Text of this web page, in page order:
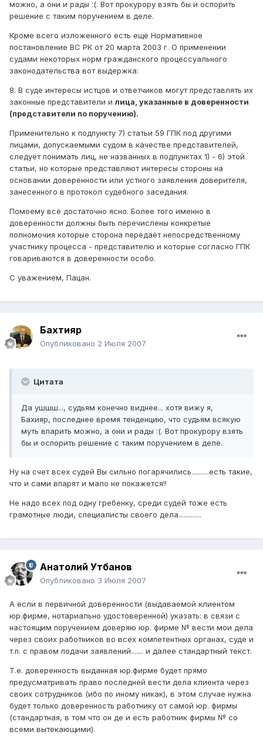
можно, а они и рады :(. Вот прокурору взять бы и оспорить
решение с таким поручением в деле.
Кроме всего изложенного есть ещё Нормативное
постановление ВС РК от 20 марта 2003 г. О применении
судами некоторых норм гражданского процессуального
законодательства вот выдержка:
8. В суде интересы истцов и ответчиков могут представлять их
законные представители илица, указанные в доверенности
(представители по поручению).
Применительно к подпункту 7) статьи 59 ГПК под другими
лицами, допускаемыми судом в качестве представителей,
следует понимать лиц, не названных в подпунктах 1) - 6) этой
статьи, но которые представляют интересы стороны на
основании доверенности или устного заявления доверителя,
занесенного в протокол судебного заседания.
Помоему всё достаточно ясно. Более того именно в
доверенности должны быть перечислены конкретые
полномочия которые сторона передаёт непосредственному
участнику процесса - представителю и которые согласно ГПК
говариваются в доверенности особо.
С уважением, Пацан.
Бахтияр
Опубликовано 2 Июля 2007
Цитата
Да ушшш..., судьям конечно виднее... хотя вижу я,
Бахияр, последнее время тенденцию, что судьям всякую
муть впарить можно, а они и рады :(. Вот прокурору взять
бы и оспорить решение с таким поручением в деле.
Ну на счет всех судей Вы сильно погарячились..........есть такие,
что и сами впарят и мало не покажется!!
Не надо всех под одну гребенку, среди судей тоже есть
грамотные люди, специалисты своего дела.............
Анатолий Утбанов
Опубликовано 3 Июля 2007
А если в первичной доверенности (выдаваемой клиентом
юр.фирме, нотариально удостоверенной) указать: в связи с
настоящим поручением доверяю юр. фирме № вести мои дела
через своих работников во всех компетентных органах, суде и
т.п. с правом подачи заявлений....... и далее стандартный текст.
Т.е. доверенность выданная юр.фирме будет прямо
предусматривать право последней вести дела клиента через
своих сотрудников (ибо по иному никак), в этом случае нужна
будет только доверенность работнику от самой юр. фирмы
(стандартная, в том что он де и есть работник фирмы № со
всеми вытекающими).